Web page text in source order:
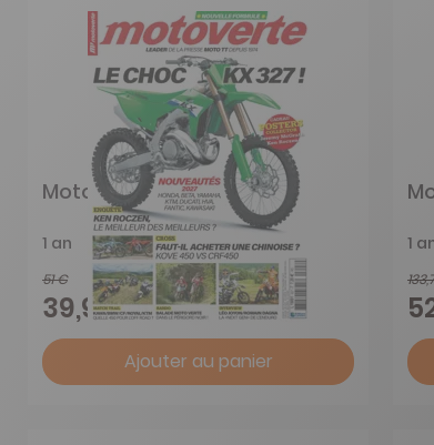
Moto Verte
1 an
51 €
39,95 € -22%
Ajouter au panier
1